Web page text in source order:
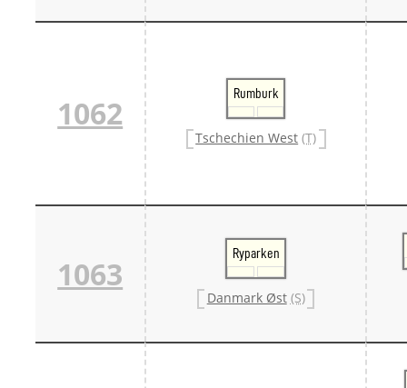
1062
Rumburk
Tschechien West (T)
1063
Ryparken
Danmark Øst (S)